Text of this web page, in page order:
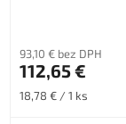
93,10 € bez DPH
112,65 €
Jednotková
18,78 € / 1 ks